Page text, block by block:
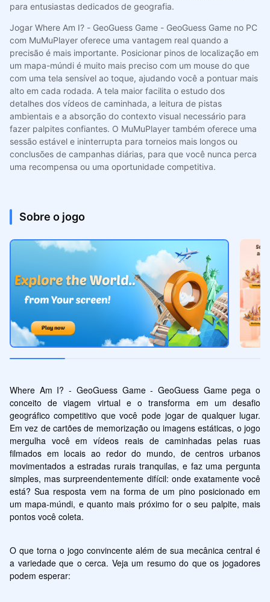
para entusiastas dedicados de geografia.
Jogar Where Am I? - GeoGuess Game - GeoGuess Game no PC
com MuMuPlayer oferece uma vantagem real quando a
precisão é mais importante. Posicionar pinos de localização em
um mapa-múndi é muito mais preciso com um mouse do que
com uma tela sensível ao toque, ajudando você a pontuar mais
alto em cada rodada. A tela maior facilita o estudo dos
detalhes dos vídeos de caminhada, a leitura de pistas
ambientais e a absorção do contexto visual necessário para
fazer palpites confiantes. O MuMuPlayer também oferece uma
sessão estável e ininterrupta para torneios mais longos ou
conclusões de campanhas diárias, para que você nunca perca
uma recompensa ou uma oportunidade competitiva.
Sobre o jogo
Where Am I? - GeoGuess Game - GeoGuess Game pega o
conceito de viagem virtual e o transforma em um desafio
geográfico competitivo que você pode jogar de qualquer lugar.
Em vez de cartões de memorização ou imagens estáticas, o jogo
mergulha você em vídeos reais de caminhadas pelas ruas
filmados em locais ao redor do mundo, de centros urbanos
movimentados a estradas rurais tranquilas, e faz uma pergunta
simples, mas surpreendentemente difícil: onde exatamente você
está? Sua resposta vem na forma de um pino posicionado em
um mapa-múndi, e quanto mais próximo for o seu palpite, mais
pontos você coleta.
O que torna o jogo convincente além de sua mecânica central é
a variedade que o cerca. Veja um resumo do que os jogadores
podem esperar: